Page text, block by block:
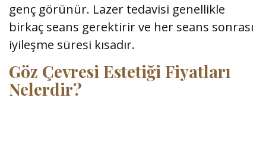
genç görünür. Lazer tedavisi genellikle
birkaç seans gerektirir ve her seans sonrası
iyileşme süresi kısadır.
Göz Çevresi Estetiği Fiyatları
Nelerdir?